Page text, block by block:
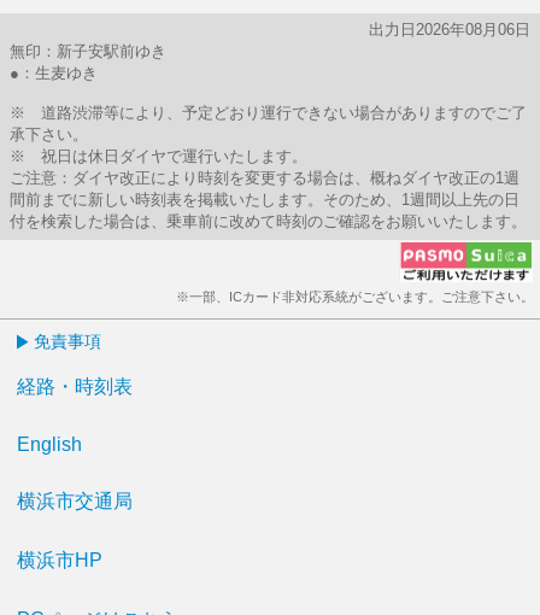
出力日2026年08月06日
無印：新子安駅前ゆき
●：生麦ゆき
※ 道路渋滞等により、予定どおり運行できない場合がありますのでご了
承下さい。
※ 祝日は休日ダイヤで運行いたします。
ご注意：ダイヤ改正により時刻を変更する場合は、概ねダイヤ改正の1週
間前までに新しい時刻表を掲載いたします。そのため、1週間以上先の日
付を検索した場合は、乗車前に改めて時刻のご確認をお願いいたします。
※一部、ICカード非対応系統がございます。ご注意下さい。
免責事項
経路・時刻表
English
横浜市交通局
横浜市HP